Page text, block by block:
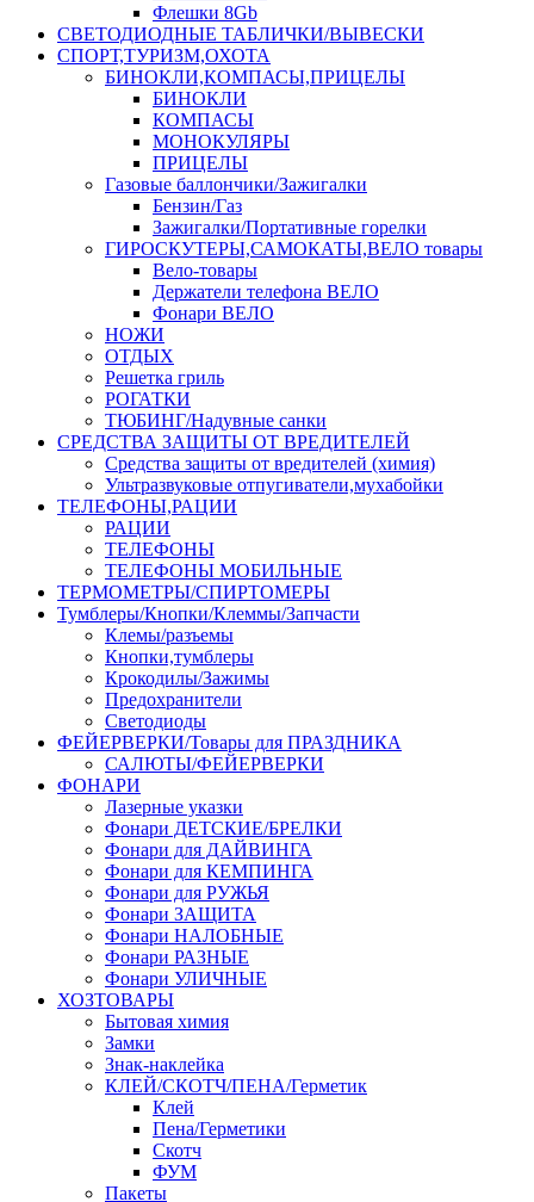
Флешки 8Gb
СВЕТОДИОДНЫЕ ТАБЛИЧКИ/ВЫВЕСКИ
СПОРТ,ТУРИЗМ,ОХОТА
БИНОКЛИ,КОМПАСЫ,ПРИЦЕЛЫ
БИНОКЛИ
КОМПАСЫ
МОНОКУЛЯРЫ
ПРИЦЕЛЫ
Газовые баллончики/Зажигалки
Бензин/Газ
Зажигалки/Портативные горелки
ГИРОСКУТЕРЫ,САМОКАТЫ,ВЕЛО товары
Вело-товары
Держатели телефона ВЕЛО
Фонари ВЕЛО
НОЖИ
ОТДЫХ
Решетка гриль
РОГАТКИ
ТЮБИНГ/Надувные санки
СРЕДСТВА ЗАЩИТЫ ОТ ВРЕДИТЕЛЕЙ
Средства защиты от вредителей (химия)
Ультразвуковые отпугиватели,мухабойки
ТЕЛЕФОНЫ,РАЦИИ
РАЦИИ
ТЕЛЕФОНЫ
ТЕЛЕФОНЫ МОБИЛЬНЫЕ
ТЕРМОМЕТРЫ/СПИРТОМЕРЫ
Тумблеры/Кнопки/Клеммы/Запчасти
Клемы/разъемы
Кнопки,тумблеры
Крокодилы/Зажимы
Предохранители
Светодиоды
ФЕЙЕРВЕРКИ/Товары для ПРАЗДНИКА
САЛЮТЫ/ФЕЙЕРВЕРКИ
ФОНАРИ
Лазерные указки
Фонари ДЕТСКИЕ/БРЕЛКИ
Фонари для ДАЙВИНГА
Фонари для КЕМПИНГА
Фонари для РУЖЬЯ
Фонари ЗАЩИТА
Фонари НАЛОБНЫЕ
Фонари РАЗНЫЕ
Фонари УЛИЧНЫЕ
ХОЗТОВАРЫ
Бытовая химия
Замки
Знак-наклейка
КЛЕЙ/СКОТЧ/ПЕНА/Герметик
Клей
Пена/Герметики
Скотч
ФУМ
Пакеты